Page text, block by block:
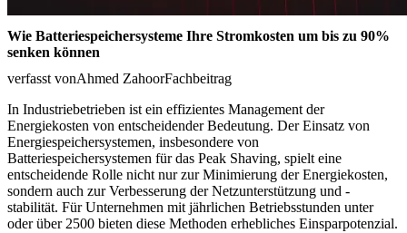
Wie Batteriespeichersysteme Ihre Stromkosten um bis zu 90%
senken können
verfasst vonAhmed ZahoorFachbeitrag
In Industriebetrieben ist ein effizientes Management der
Energiekosten von entscheidender Bedeutung. Der Einsatz von
Energiespeichersystemen, insbesondere von
Batteriespeichersystemen für das Peak Shaving, spielt eine
entscheidende Rolle nicht nur zur Minimierung der Energiekosten,
sondern auch zur Verbesserung der Netzunterstützung und -
stabilität. Für Unternehmen mit jährlichen Betriebsstunden unter
oder über 2500 bieten diese Methoden erhebliches Einsparpotenzial.